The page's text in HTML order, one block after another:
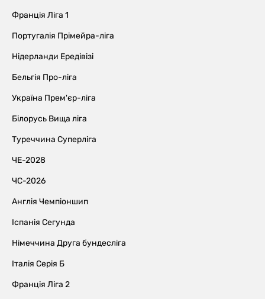
Франція Ліга 1
Португалія Прімейра-ліга
Нідерланди Ередівізі
Бельгія Про-ліга
Україна Прем'єр-ліга
Білорусь Вища ліга
Туреччина Суперліга
ЧЕ-2028
ЧС-2026
Англія Чемпіоншип
Іспанія Сегунда
Німеччина Друга бундесліга
Італія Серія Б
Франція Ліга 2